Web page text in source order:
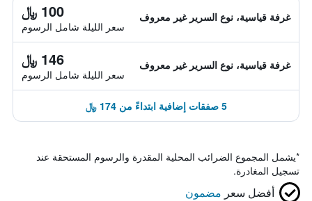
غرفة قياسية، نوع السرير غير معروف 100 ﷼
سعر الليلة شامل الرسوم
غرفة قياسية، نوع السرير غير معروف 146 ﷼
سعر الليلة شامل الرسوم
5 صفقات إضافية ابتداءً من 174 ﷼
*يشمل المجموع الضرائب المحلية المقدرة والرسوم المستحقة عند
تسجيل المغادرة.
أفضل سعر مضمون